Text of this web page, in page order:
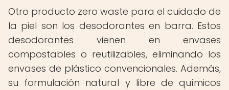
Otro producto zero waste para el cuidado de
la piel son los desodorantes en barra. Estos
desodorantes vienen en envases
compostables o reutilizables, eliminando los
envases de plástico convencionales. Además,
su formulación natural y libre de químicos